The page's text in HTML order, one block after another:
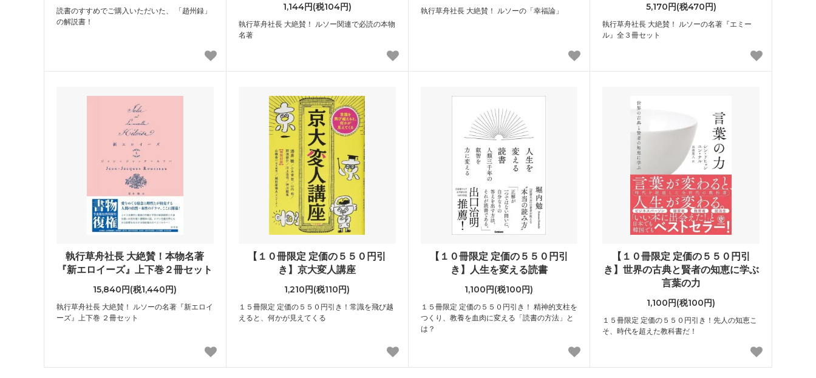
読書のすすめでご購入いただいた、 「趙州録」
の解説書！
1,144円(税104円)
執行草舟社長 大絶賛！ ルソー関連で必読の本物
名著
執行草舟社長 大絶賛！ ルソーの「幸福論」 5,170円(税470円)
執行草舟社長 大絶賛！ ルソーの名著『エミー
ル』全３冊セット
執行草舟社長 大絶賛！本物名著
『新エロイーズ』上下巻２冊セット
15,840円(税1,440円)
執行草舟社長 大絶賛！ ルソーの名著『新エロイ
ーズ』上下巻 ２冊セット
【１０冊限定 定価の５５０円引
き】京大変人講座
1,210円(税110円)
１５冊限定 定価の５５０円引き！常識を飛び越
えると、何かが見えてくる
【１０冊限定 定価の５５０円引
き】人生を変える読書
1,100円(税100円)
１５冊限定 定価の５５０円引き！ 精神的支柱を
つくり、教養を血肉に変える「読書の方法」と
は？
【１０冊限定 定価の５５０円引
き】世界の古典と賢者の知恵に学ぶ
言葉の力
1,100円(税100円)
１５冊限定 定価の５５０円引き！先人の知恵こ
そ、時代を超えた教科書だ！